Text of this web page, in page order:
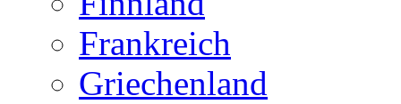
Frankreich
Griechenland